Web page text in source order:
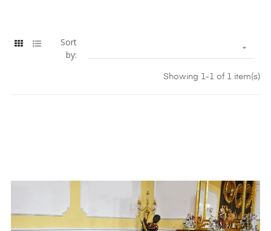
Sort
by:

Showing 1-1 of 1 item(s)